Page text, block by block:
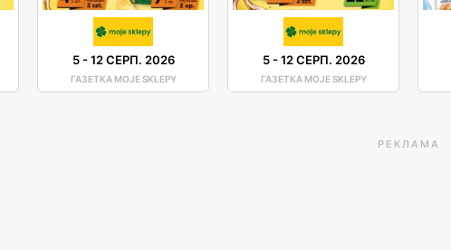
5-12 СЕРП. 2026
ГАЗЕТКА MOJE SKLEPY
5-12 СЕРП. 2026
ГАЗЕТКА MOJE SKLEPY
РЕКЛАМА